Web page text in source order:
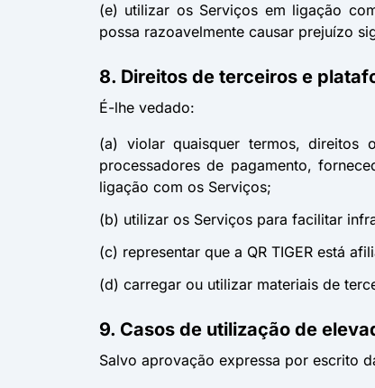
(e) utilizar os Serviços em ligação
possa razoavelmente causar prejuízo
8. Direitos de terceiros e
É-lhe vedado:
(a) violar quaisquer termos, direitos
processadores de pagamento,
ligação com os Serviços;
(b) utilizar os Serviços para facilitar
(c) representar que a QR TIGER está
(d) carregar ou utilizar materiais de
9. Casos de utilização de
Salvo aprovação expressa por escrito